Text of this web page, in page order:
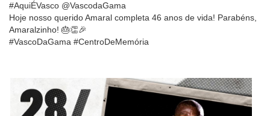
#AquiÉVasco @VascodaGama
Hoje nosso querido Amaral completa 46 anos de vida! Parabéns,
Amaralzinho! 🎂👏🎉 ⠀⠀⠀⠀⠀⠀⠀⠀⠀⠀⠀
#VascoDaGama #CentroDeMemória